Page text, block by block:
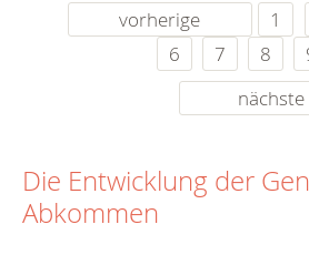
vorherige 1
6
7 8
nächste
Die Entwicklung der
Abkommen